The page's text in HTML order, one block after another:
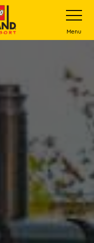
打
开
网
站
菜
单
Menu